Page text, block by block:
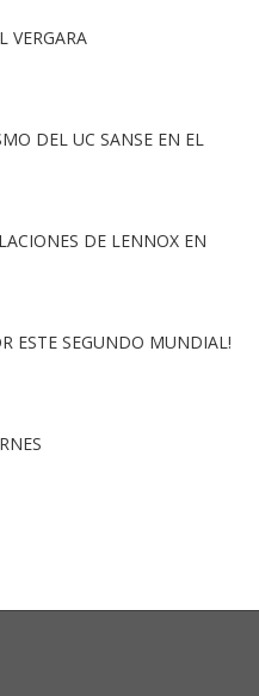
VERGARA
DEL UC SANSE EN EL
DE LENNOX EN
ESTE SEGUNDO MUNDIAL!